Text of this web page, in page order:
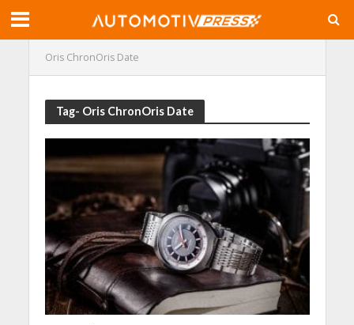
Oris ChronOris Date
Tag- Oris ChronOris Date